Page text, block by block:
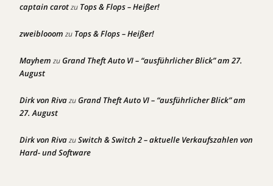
captain carotzu Tops & Flops – Heißer!
zweiblooom zu Tops & Flops – Heißer!
Mayhem zuGrand Theft Auto VI – “ausführlicher Blick” am 27.
August
Dirk von RivazuGrand Theft Auto VI – “ausführlicher Blick” am
27. August
Dirk von RivazuSwitch & Switch 2 – aktuelle Verkaufszahlen von
Hard- und Software